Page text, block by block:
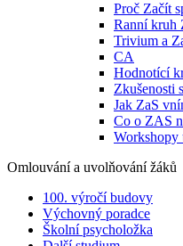
Proč Začít
Ranní kruh
Trivium a
CA
Hodnotící
Zkušenosti
Jak ZaS
Co o ZAS
Workshopy
Omlouvání a uvolňování žáků
100. výročí budovy
Výchovný poradce
Školní psycholožka